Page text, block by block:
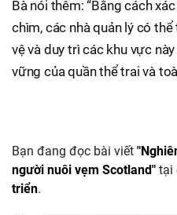
Bà nói thêm: “Bằng cách
chìm, các nhà quản lý có
vệ và duy trì các khu vực
vững của quần thể trai và
Bạn đang đọc bài viết
người nuôi vẹm Scotland" tại
triển.